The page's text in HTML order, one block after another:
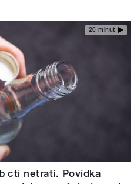
20 minut
cti netratí. Povídka